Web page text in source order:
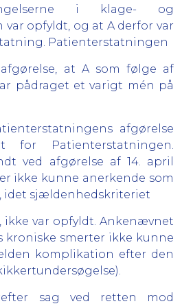
i klage- og
opfyldt, og at A derfor var
Patienterstatningen
at A som følge af
pådraget et varigt mén på
afgørelse
for Patienterstatningen.
ved afgørelse af 14. april
ikke kunne anerkende som
idet sjældenhedskriteriet
ikke var opfyldt. Ankenævnet
kroniske smerter ikke kunne
komplikation efter den
sag ved retten mod